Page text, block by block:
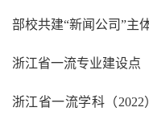
部校共建“新闻公司”主
浙江省一流专业建设点
浙江省一流学科（2022